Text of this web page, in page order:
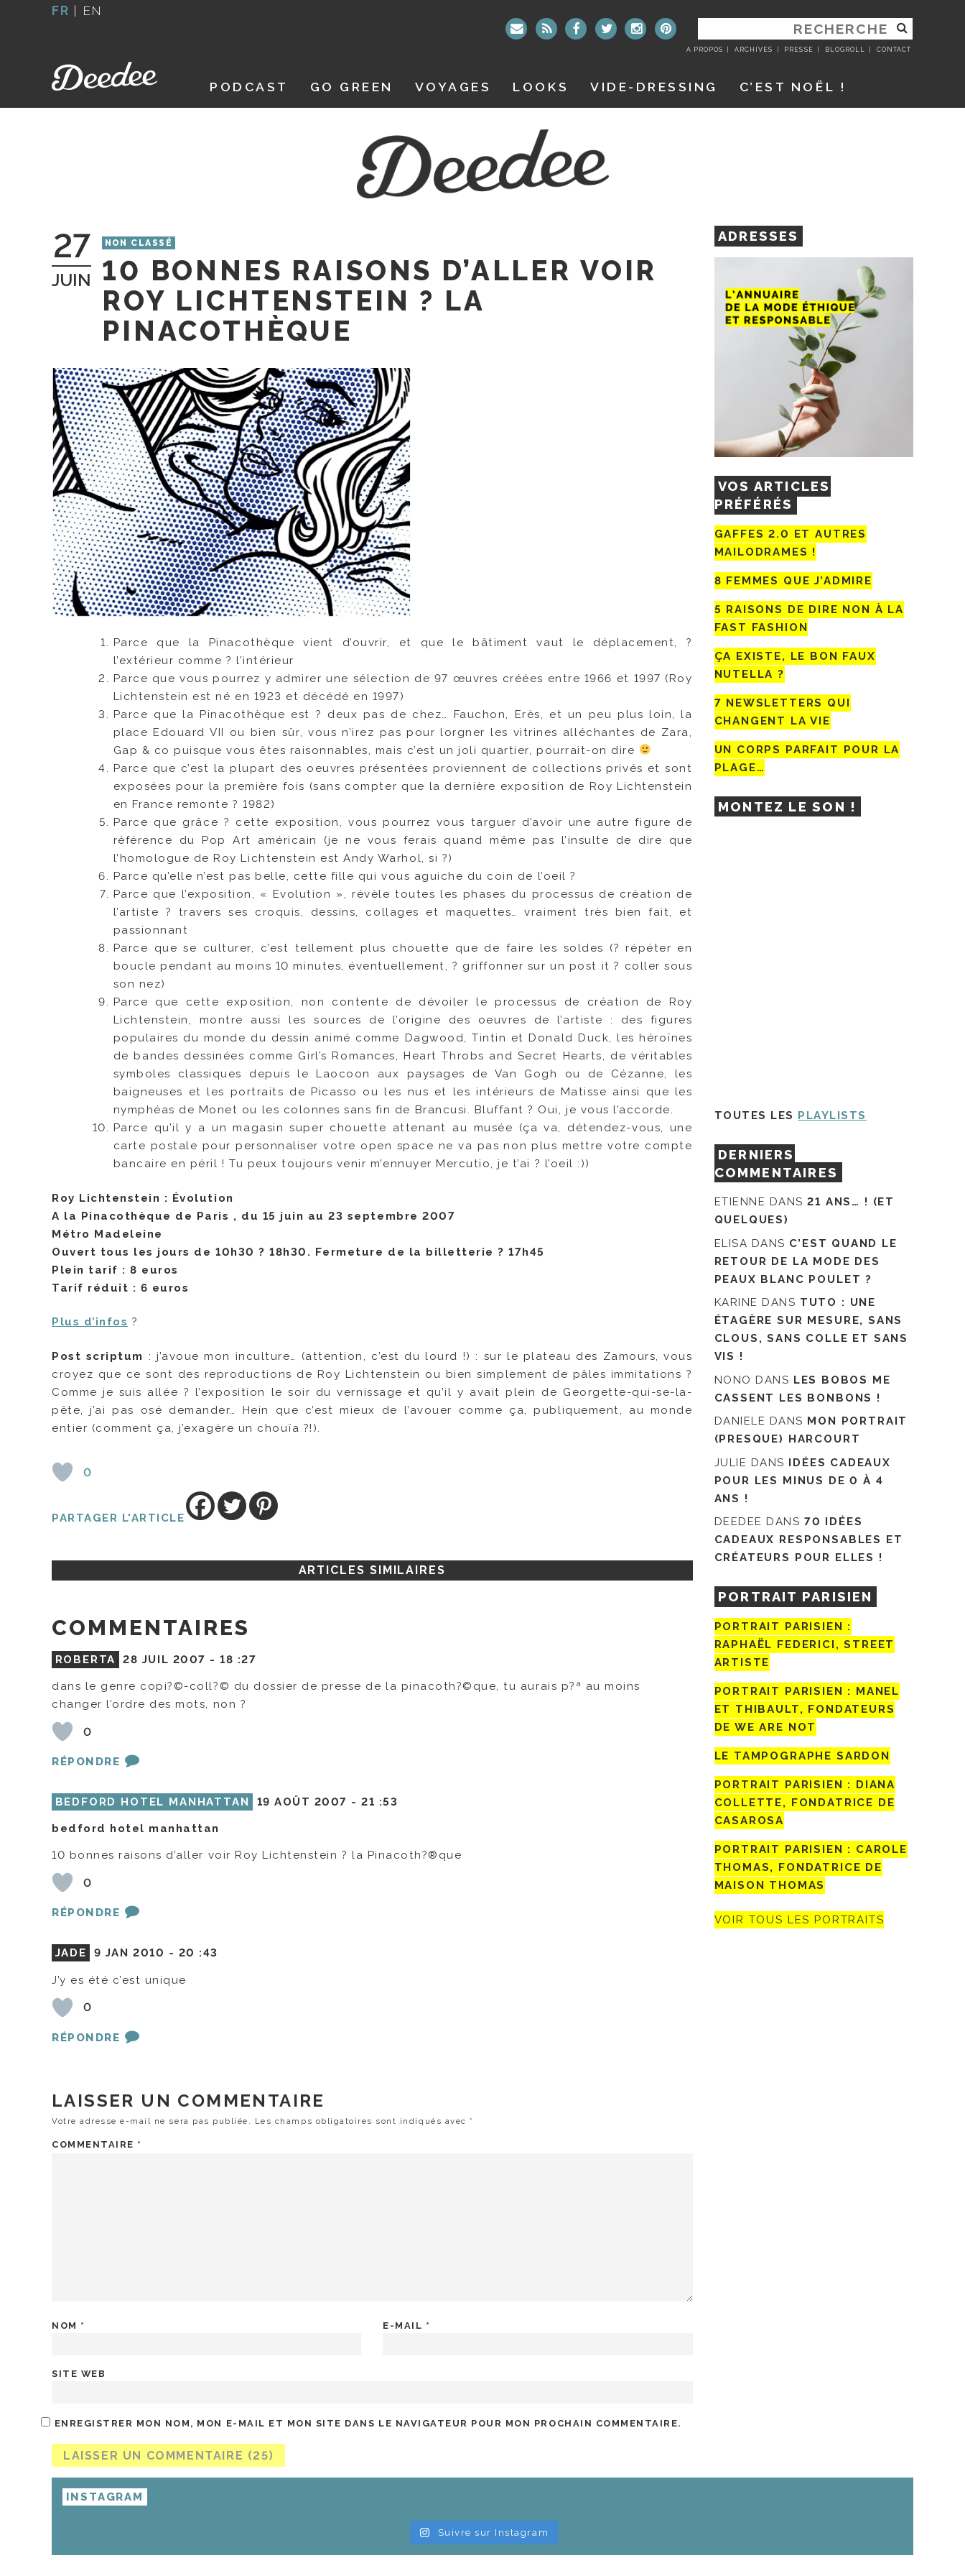
FR | EN
RECHERCHER
:
A PROPOS ARCHIVES PRESSE BLOGROLL CONTACT
PODCAST GO GREEN VOYAGES LOOKS VIDE-DRESSING C’EST NOËL !
27
JUIN
NON CLASSÉ
10 BONNES RAISONS D’ALLER VOIR
ROY LICHTENSTEIN ? LA
PINACOTHÈQUE
Parce que la Pinacothèque vient d’ouvrir, et que le bâtiment vaut le déplacement, ?
l’extérieur comme ? l’intérieur
Parce que vous pourrez y admirer une sélection de 97 œuvres créées entre 1966 et 1997 (Roy
Lichtenstein est né en 1923 et décédé en 1997)
Parce que la Pinacothèque est ? deux pas de chez… Fauchon, Erès, et un peu plus loin, la
place Edouard VII ou bien sûr, vous n’irez pas pour lorgner les vitrines alléchantes de Zara,
Gap & co puisque vous êtes raisonnables, mais c’est un joli quartier, pourrait-on dire
Parce que c’est la plupart des oeuvres présentées proviennent de collections privés et sont
exposées pour la première fois (sans compter que la dernière exposition de Roy Lichtenstein
en France remonte ? 1982)
Parce que grâce ? cette exposition, vous pourrez vous targuer d’avoir une autre figure de
référence du Pop Art américain (je ne vous ferais quand même pas l’insulte de dire que
l’homologue de Roy Lichtenstein est Andy Warhol, si ?)
Parce qu’elle n’est pas belle, cette fille qui vous aguiche du coin de l’oeil ?
Parce que l’exposition, « Evolution », révèle toutes les phases du processus de création de
l’artiste ? travers ses croquis, dessins, collages et maquettes… vraiment très bien fait, et
passionnant
Parce que se culturer, c’est tellement plus chouette que de faire les soldes (? répéter en
boucle pendant au moins 10 minutes, éventuellement, ? griffonner sur un post it ? coller sous
son nez)
Parce que cette exposition, non contente de dévoiler le processus de création de Roy
Lichtenstein, montre aussi les sources de l’origine des oeuvres de l’artiste : des figures
populaires du monde du dessin animé comme Dagwood, Tintin et Donald Duck, les héroïnes
de bandes dessinées comme Girl’s Romances, Heart Throbs and Secret Hearts, de véritables
symboles classiques depuis le Laocoon aux paysages de Van Gogh ou de Cézanne, les
baigneuses et les portraits de Picasso ou les nus et les intérieurs de Matisse ainsi que les
nymphéas de Monet ou les colonnes sans fin de Brancusi. Bluffant ? Oui, je vous l’accorde.
Parce qu’il y a un magasin super chouette attenant au musée (ça va, détendez-vous, une
carte postale pour personnaliser votre open space ne va pas non plus mettre votre compte
bancaire en péril ! Tu peux toujours venir m’ennuyer Mercutio, je t’ai ? l’oeil :))
Roy Lichtenstein : Évolution
A la Pinacothèque de Paris , du 15 juin au 23 septembre 2007
Métro Madeleine
Ouvert tous les jours de 10h30 ? 18h30. Fermeture de la billetterie ? 17h45
Plein tarif : 8 euros
Tarif réduit : 6 euros
Plus d’infos ?
Post scriptum
: j’avoue mon inculture… (attention, c’est du lourd !) : sur le plateau des Zamours, vous
croyez que ce sont des reproductions de Roy Lichtenstein ou bien simplement de pâles immitations ?
Comme je suis allée ? l’exposition le soir du vernissage et qu’il y avait plein de Georgette-qui-se-la-
pête, j’ai pas osé demander… Hein que c’est mieux de l’avouer comme ça, publiquement, au monde
entier (comment ça, j’exagère un chouïa ?!).
0
PARTAGER L'ARTICLE
ARTICLES SIMILAIRES
COMMENTAIRES
ROBERTA 28 JUIL 2007 -18 :27
dans le genre copi?©-coll?© du dossier de presse de la pinacoth?©que, tu aurais p?ª au moins
changer l’ordre des mots, non ?
0
RÉPONDRE
BEDFORD HOTEL MANHATTAN 19 AOÛT 2007 -21 :53
bedford hotel manhattan
10 bonnes raisons d’aller voir Roy Lichtenstein ? la Pinacoth?®que
0
RÉPONDRE
JADE 9 JAN 2010 - 20 :43
J’y es été c’est unique
0
RÉPONDRE
LAISSER UN COMMENTAIRE
Votre adresse e-mail ne sera pas publiée. Les champs obligatoires sont indiqués avec *
COMMENTAIRE *
NOM * E-MAIL *
SITE WEB
ENREGISTRER MON NOM, MON E-MAIL ET MON SITE DANS LE NAVIGATEUR POUR MON PROCHAIN COMMENTAIRE.
ADRESSES
VOS ARTICLES
PRÉFÉRÉS
GAFFES 2.0 ET AUTRES
MAILODRAMES !
8 FEMMES QUE J’ADMIRE
5 RAISONS DE DIRE NON À LA
FAST FASHION
ÇA EXISTE, LE BON FAUX
NUTELLA ?
7 NEWSLETTERS QUI
CHANGENT LA VIE
UN CORPS PARFAIT POUR LA
PLAGE…
MONTEZ LE SON !
TOUTES LES PLAYLISTS
DERNIERS
COMMENTAIRES
ETIENNE DANS21 ANS… ! (ET
QUELQUES)
ELISA DANS C’EST QUAND LE
RETOUR DE LA MODE DES
PEAUX BLANC POULET ?
KARINE DANS TUTO : UNE
ÉTAGÈRE SUR MESURE, SANS
CLOUS, SANS COLLE ET SANS
VIS !
NONO DANS LES BOBOS ME
CASSENT LES BONBONS !
DANIELE DANS MON PORTRAIT
(PRESQUE) HARCOURT
JULIE DANS IDÉES CADEAUX
POUR LES MINUS DE 0 À 4
ANS !
DEEDEE DANS 70 IDÉES
CADEAUX RESPONSABLES ET
CRÉATEURS POUR ELLES !
PORTRAIT PARISIEN
PORTRAIT PARISIEN :
RAPHAËL FEDERICI, STREET
ARTISTE
PORTRAIT PARISIEN : MANEL
ET THIBAULT, FONDATEURS
DE WE ARE NOT
LE TAMPOGRAPHE SARDON
PORTRAIT PARISIEN : DIANA
COLLETTE, FONDATRICE DE
CASAROSA
PORTRAIT PARISIEN : CAROLE
THOMAS, FONDATRICE DE
MAISON THOMAS
VOIR TOUS LES PORTRAITS
INSTAGRAM
Suivre sur Instagram